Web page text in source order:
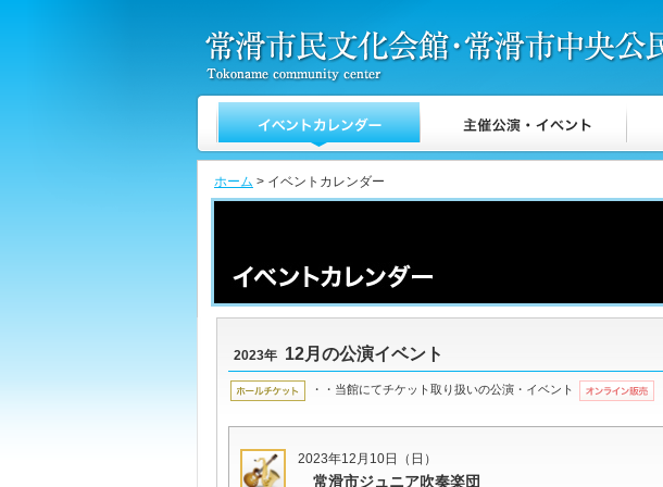
ホーム > イベントカレンダー
2023年 12月の公演イベント
・・当館にてチケット取り扱いの公演・イベント
2023年12月10日（日）
常滑市ジュニア吹奏楽団